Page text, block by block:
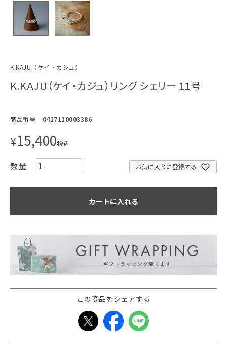
K.KAJU（ケイ・カジュ）
K.KAJU（ケイ・カジュ）リング シェリー 11号
商品番号 0417110003386
¥15,400税込
お気に入りに登録する
カートに入れる
この商品をシェアする